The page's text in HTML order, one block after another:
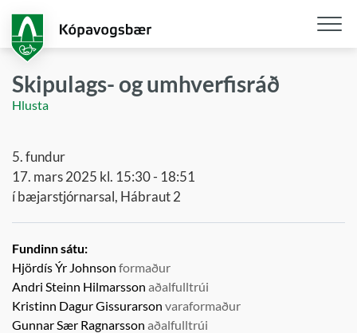
aðalefni
Skipulags- og umhverfisráð
Hlusta
5. fundur
17. mars 2025 kl. 15:30 - 18:51
í bæjarstjórnarsal, Hábraut 2
Fundinn sátu:
Hjördís Ýr Johnson formaður
Andri Steinn Hilmarsson aðalfulltrúi
Kristinn Dagur Gissurarson varaformaður
Gunnar Sær Ragnarsson aðalfulltrúi
Opna